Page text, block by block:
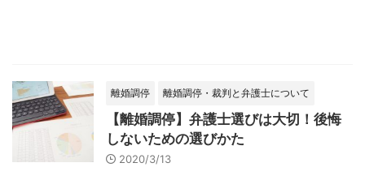
離婚調停 離婚調停・裁判と弁護士について
【離婚調停】弁護士選びは大切！後悔
しないための選びかた
2020/3/13